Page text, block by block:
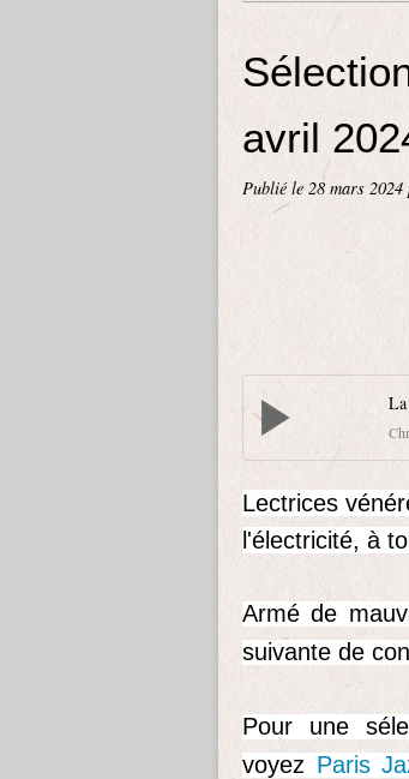
avril
Publié le 28 mars 2024
La
Lectrices
l'électricité, à
Armé de
suivante de
Pour une
voyez Paris